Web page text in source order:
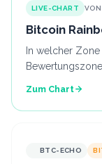
LIVE-CHART VON
Bitcoin
In welcher
Zum Chart
BTC-ECHO